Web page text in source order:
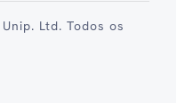
Ltd. Todos os